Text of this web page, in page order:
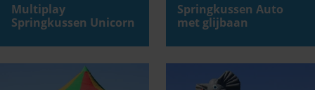
Multiplay
Springkussen Unicorn
Springkussen Auto
met glijbaan